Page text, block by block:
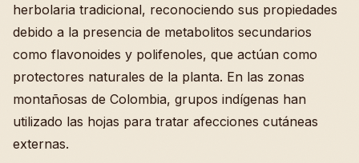
herbolaria tradicional, reconociendo sus propiedades
debido a la presencia de metabolitos secundarios
como flavonoides y polifenoles, que actúan como
protectores naturales de la planta. En las zonas
montañosas de Colombia, grupos indígenas han
utilizado las hojas para tratar afecciones cutáneas
externas.